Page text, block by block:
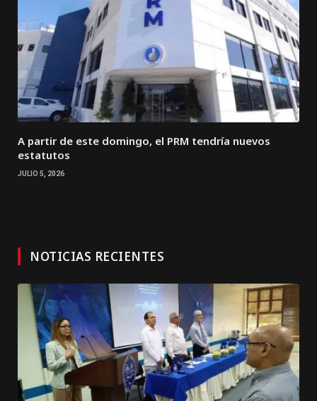
A partir de este domingo, el PRM tendría nuevos
estatutos
JULIO 5, 2026
NOTICIAS RECIENTES